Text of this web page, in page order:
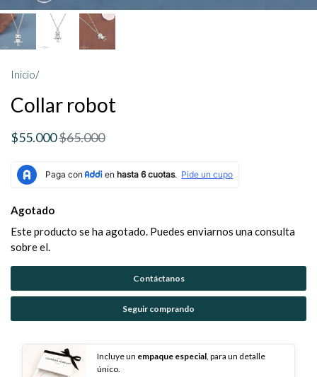
Inicio/
Collar robot
$55.000$65.000
Agotado
Este producto se ha agotado. Puedes enviarnos una consulta
sobre el.
Contáctanos
Seguir comprando
Incluye un empaque especial , para un detalle
único.